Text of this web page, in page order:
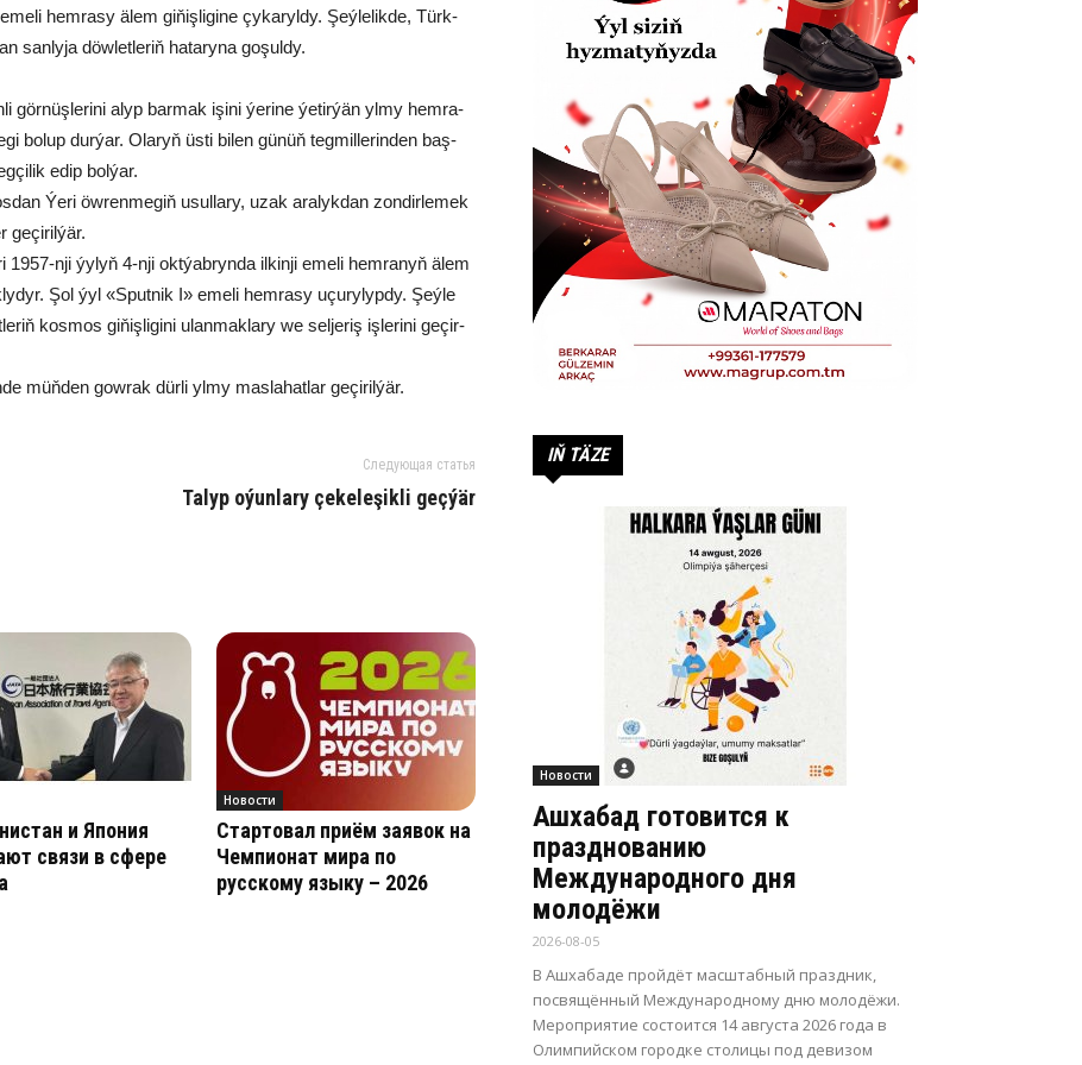
hem­ra­sy älem gi­ňiş­li­gi­ne çy­ka­ryl­dy. Şeý­le­lik­de, Türk­
san­ly­ja döw­let­le­riň ha­ta­ry­na go­şul­dy.
gör­nüş­le­ri­ni alyp bar­mak işi­ni ýe­ri­ne ýe­tir­ýän yl­my hem­ra­
bo­lup dur­ýar. Ola­ryň üs­ti bi­len gü­nüň teg­mil­le­rin­den baş­
edip bol­ýar.
Ýe­ri öw­ren­me­giň usul­la­ry, uzak ara­lyk­dan zon­dir­le­mek
ge­çi­ril­ýär.
nji ýy­lyň 4-nji okt­ýab­ryn­da il­kin­ji eme­li hem­ra­nyň älem
Şol ýyl «Sput­nik I» eme­li hem­ra­sy uçu­ry­lyp­dy. Şeý­le
kos­mos gi­ňiş­li­gi­ni ulan­mak­la­ry we sel­je­riş iş­le­ri­ni ge­çir­
müň­den gow­rak dür­li yl­my mas­la­hat­lar ge­çi­ril­ýär.
Следующая статья
Ta­lyp oýun­la­ry çe­ke­le­şik­li geç­ýär
и Япония
связи в сфере
Новости
Стартовал приём заявок на
Чемпионат мира по
русскому языку – 2026
IŇ TÄZE
Новости
Ашхабад готовится к
празднованию
Международного дня
молодёжи
2026-08-05
В Ашхабаде пройдёт масштабный праздник,
посвящённый Международному дню молодёжи.
Мероприятие состоится 14 августа 2026 года в
Олимпийском городке столицы под девизом